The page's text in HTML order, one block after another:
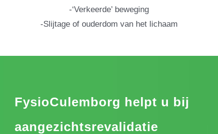
-‘Verkeerde’ beweging
-Slijtage of ouderdom van het lichaam
FysioCulemborg helpt u bij
aangezichtsrevalidatie